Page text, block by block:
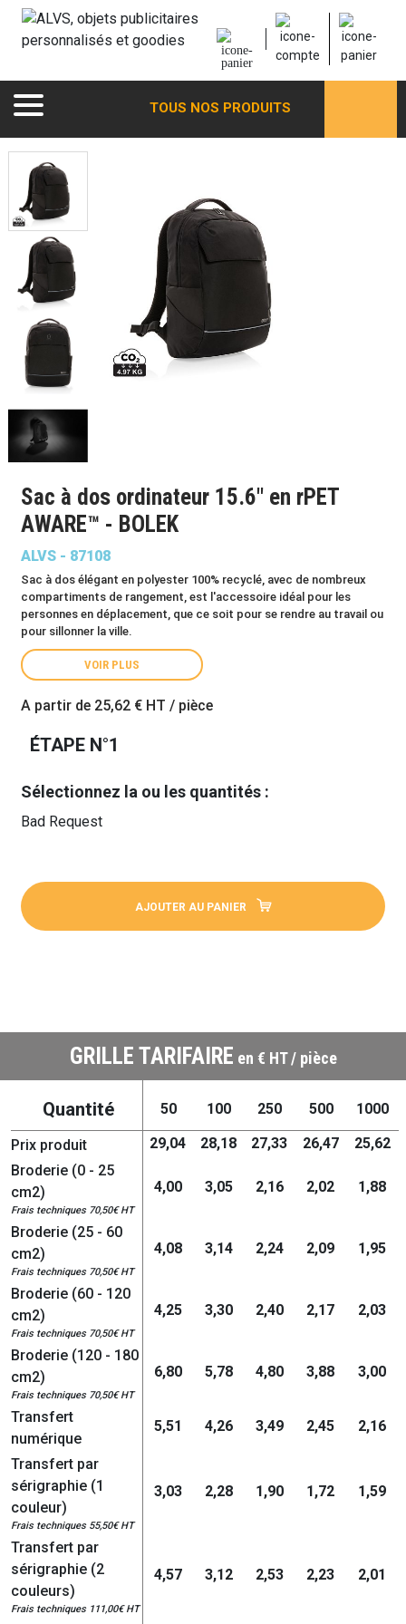
TOUS NOS PRODUITS
Sac à dos ordinateur 15.6" en rPET
AWARE™ - BOLEK
ALVS - 87108
Sac à dos élégant en polyester 100% recyclé, avec de nombreux
compartiments de rangement, est l'accessoire idéal pour les
personnes en déplacement, que ce soit pour se rendre au travail ou
pour sillonner la ville.
VOIR PLUS
A partir de 25,62 € HT / pièce
ÉTAPE N°1
Sélectionnez la ou les quantités :
Bad Request
AJOUTER AU PANIER
GRILLE TARIFAIRE en € HT / pièce
Quantité 50 100 250 500 1000
Prix produit 29,04 28,18 27,33 26,47
25,62
Broderie (0 - 25
cm2)
Frais techniques 70,50€ HT
4,00 3,05 2,16 2,02 1,88
Broderie (25 - 60
cm2)
Frais techniques 70,50€ HT
4,08 3,14 2,24 2,09 1,95
Broderie (60 - 120
cm2)
Frais techniques 70,50€ HT
4,25 3,30 2,40 2,17 2,03
Broderie (120 - 180
cm2)
Frais techniques 70,50€ HT
6,80 5,78 4,80 3,88 3,00
Transfert
numérique
5,51 4,26 3,49 2,45 2,16
Transfert par
sérigraphie (1
couleur)
Frais techniques 55,50€ HT
3,03 2,28 1,90 1,72 1,59
Transfert par
sérigraphie (2
couleurs)
Frais techniques 111,00€ HT
4,57 3,12 2,53 2,23 2,01